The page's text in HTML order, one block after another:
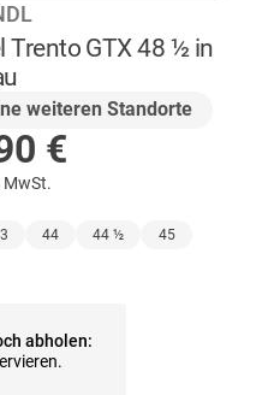
Trento GTX 48 ½ in
weiteren Standorte
€
MwSt.
44 44 ½
45
abholen: